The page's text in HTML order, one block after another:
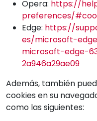
Opera: https://
preferences/
Edge: https://
es/microsoft-
microsoft-edge-
2a946a29ae09
Además, también
cookies en su
como las siguientes: